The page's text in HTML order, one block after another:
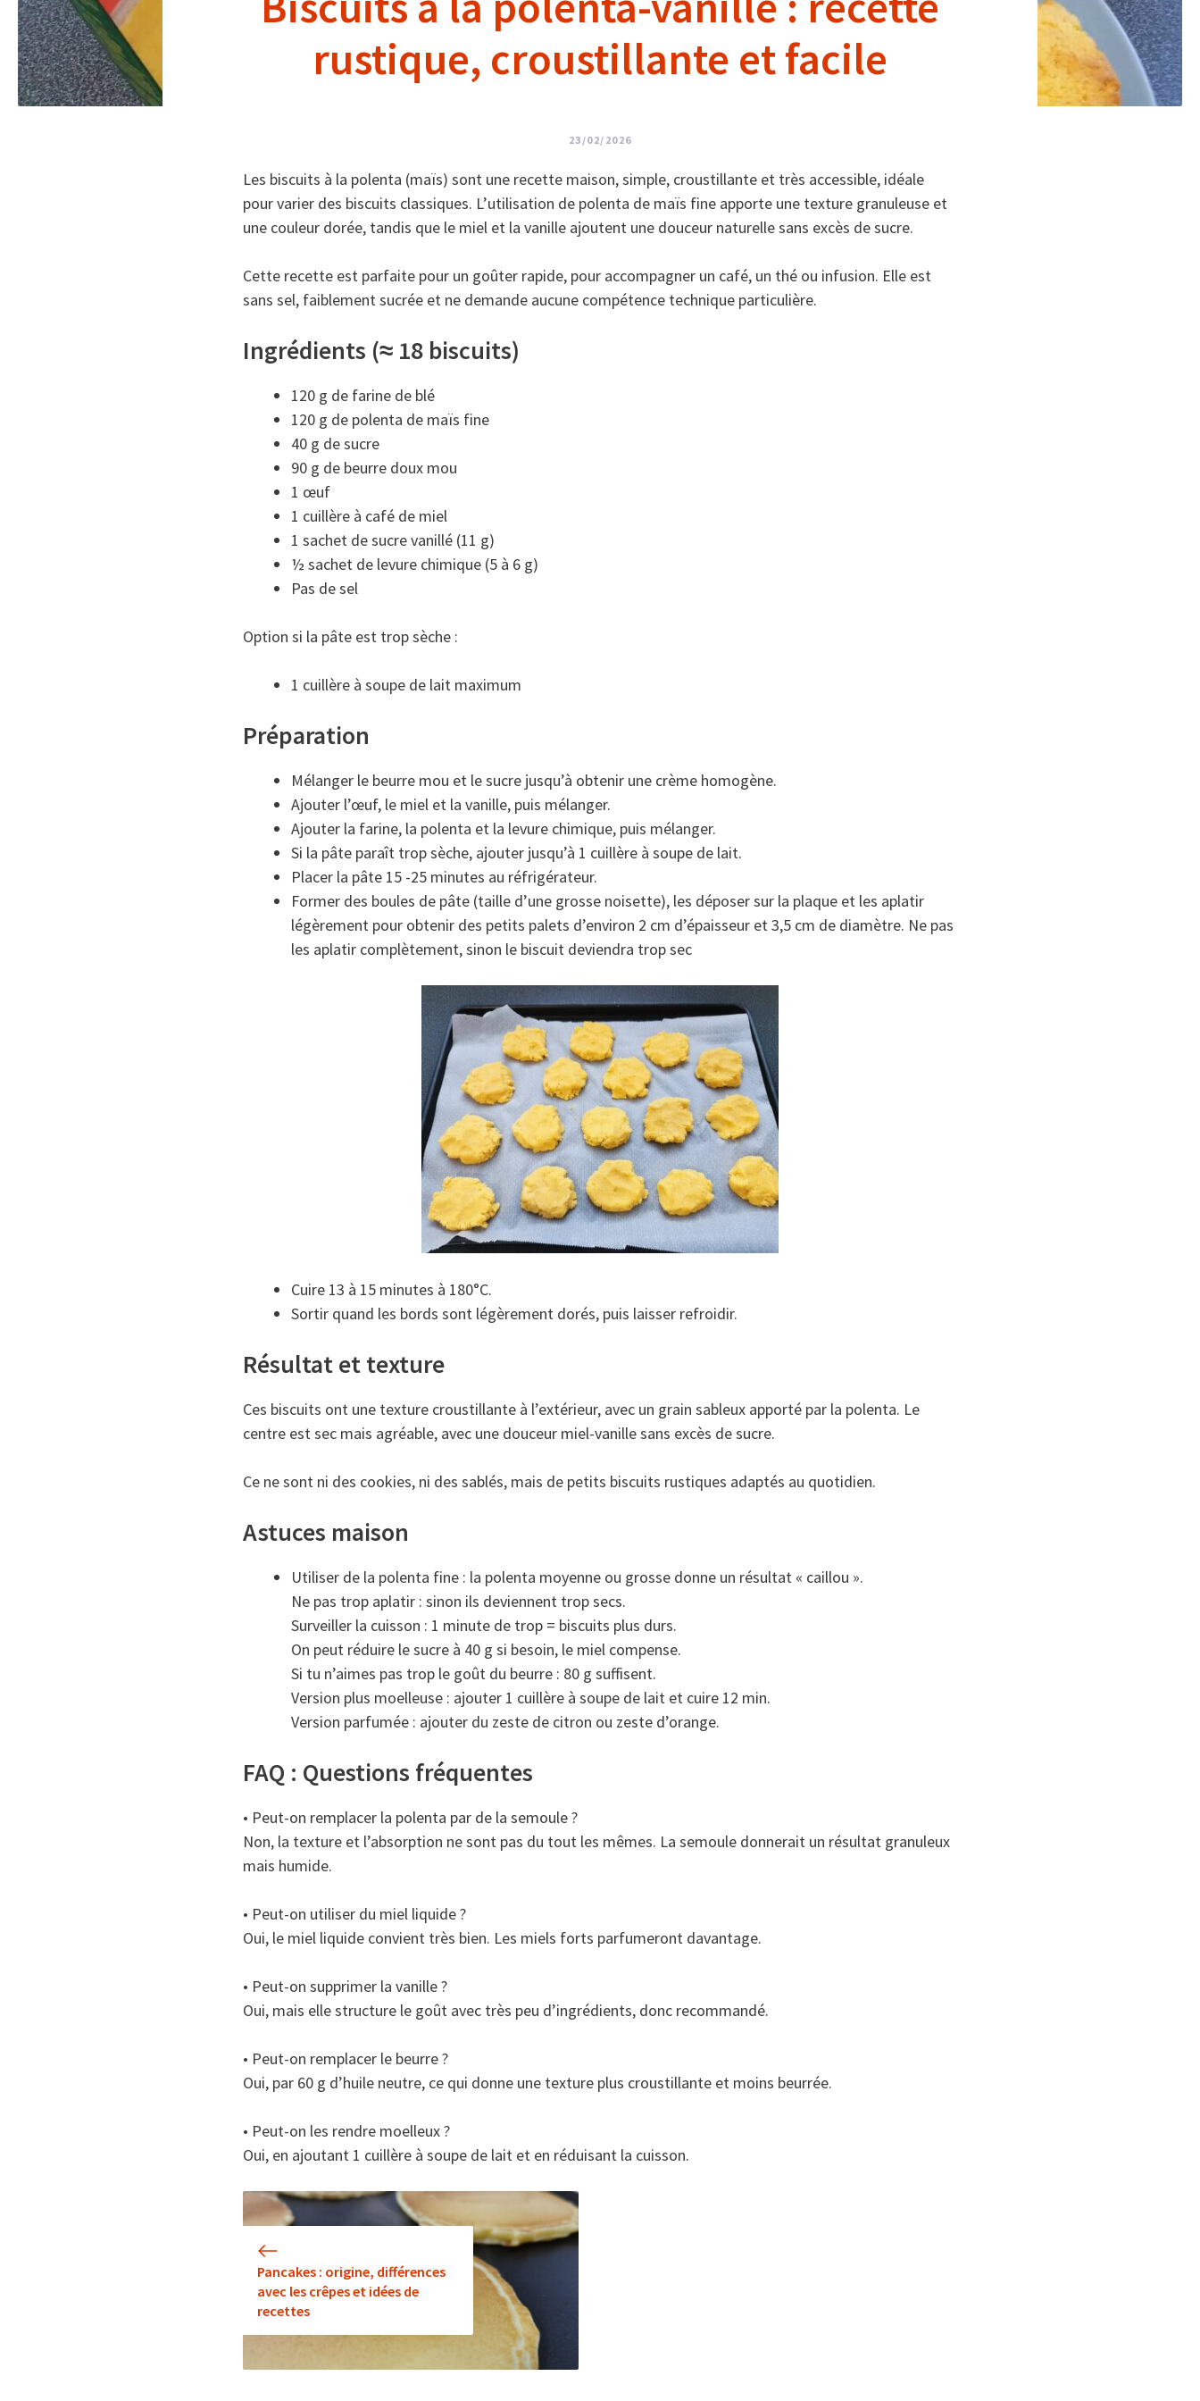
rustique, croustillante et facile
23/02/2026
Les biscuits à la polenta (maïs) sont une recette maison, simple, croustillante et très accessible, idéale
pour varier des biscuits classiques. L’utilisation de polenta de maïs fine apporte une texture granuleuse et
une couleur dorée, tandis que le miel et la vanille ajoutent une douceur naturelle sans excès de sucre.
Cette recette est parfaite pour un goûter rapide, pour accompagner un café, un thé ou infusion. Elle est
sans sel, faiblement sucrée et ne demande aucune compétence technique particulière.
Ingrédients (≈ 18 biscuits)
120 g de farine de blé
120 g de polenta de maïs fine
40 g de sucre
90 g de beurre doux mou
1 œuf
1 cuillère à café de miel
1 sachet de sucre vanillé (11 g)
½ sachet de levure chimique (5 à 6 g)
Pas de sel
Option si la pâte est trop sèche :
1 cuillère à soupe de lait maximum
Préparation
Mélanger le beurre mou et le sucre jusqu’à obtenir une crème homogène.
Ajouter l’œuf, le miel et la vanille, puis mélanger.
Ajouter la farine, la polenta et la levure chimique, puis mélanger.
Si la pâte paraît trop sèche, ajouter jusqu’à 1 cuillère à soupe de lait.
Placer la pâte 15 -25 minutes au réfrigérateur.
Former des boules de pâte (taille d’une grosse noisette), les déposer sur la plaque et les aplatir
légèrement pour obtenir des petits palets d’environ 2 cm d’épaisseur et 3,5 cm de diamètre. Ne pas
les aplatir complètement, sinon le biscuit deviendra trop sec
Cuire 13 à 15 minutes à 180°C.
Sortir quand les bords sont légèrement dorés, puis laisser refroidir.
Résultat et texture
Ces biscuits ont une texture croustillante à l’extérieur, avec un grain sableux apporté par la polenta. Le
centre est sec mais agréable, avec une douceur miel-vanille sans excès de sucre.
Ce ne sont ni des cookies, ni des sablés, mais de petits biscuits rustiques adaptés au quotidien.
Astuces maison
Utiliser de la polenta fine : la polenta moyenne ou grosse donne un résultat « caillou ».
Ne pas trop aplatir : sinon ils deviennent trop secs.
Surveiller la cuisson : 1 minute de trop = biscuits plus durs.
On peut réduire le sucre à 40 g si besoin, le miel compense.
Si tu n’aimes pas trop le goût du beurre : 80 g suffisent.
Version plus moelleuse : ajouter 1 cuillère à soupe de lait et cuire 12 min.
Version parfumée : ajouter du zeste de citron ou zeste d’orange.
FAQ : Questions fréquentes
• Peut-on remplacer la polenta par de la semoule ?
Non, la texture et l’absorption ne sont pas du tout les mêmes. La semoule donnerait un résultat granuleux
mais humide.
• Peut-on utiliser du miel liquide ?
Oui, le miel liquide convient très bien. Les miels forts parfumeront davantage.
• Peut-on supprimer la vanille ?
Oui, mais elle structure le goût avec très peu d’ingrédients, donc recommandé.
• Peut-on remplacer le beurre ?
Oui, par 60 g d’huile neutre, ce qui donne une texture plus croustillante et moins beurrée.
• Peut-on les rendre moelleux ?
Oui, en ajoutant 1 cuillère à soupe de lait et en réduisant la cuisson.
Pancakes : origine, différences
avec les crêpes et idées de
recettes